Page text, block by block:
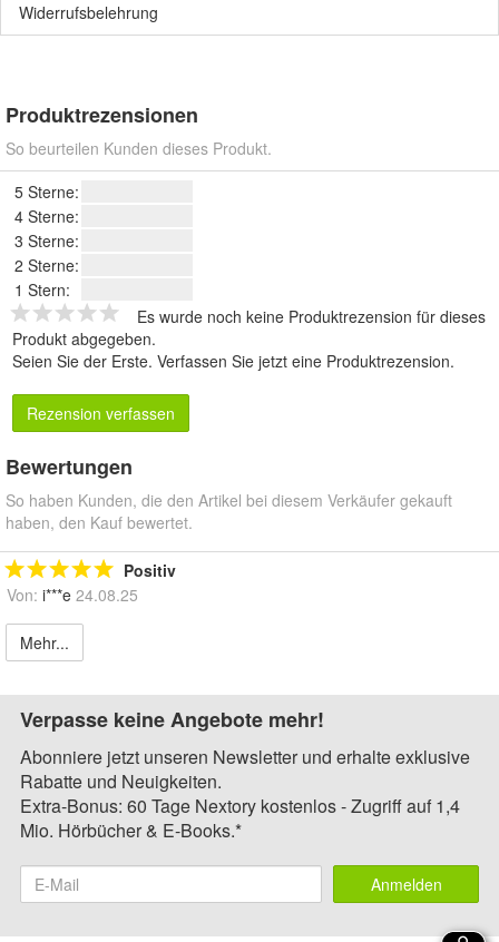
Widerrufsbelehrung
Produktrezensionen
So beurteilen Kunden dieses Produkt.
5 Sterne:
4 Sterne:
3 Sterne:
2 Sterne:
1 Stern:
Es wurde noch keine Produktrezension für dieses
Produkt abgegeben.
Seien Sie der Erste. Verfassen Sie jetzt eine Produktrezension.
Rezension verfassen
Bewertungen
So haben Kunden, die den Artikel bei diesem Verkäufer gekauft
haben, den Kauf bewertet.
Positiv
Von: i***e 24.08.25
Mehr...
Verpasse keine Angebote mehr!
Abonniere jetzt unseren Newsletter und erhalte exklusive
Rabatte und Neuigkeiten.
Extra-Bonus: 60 Tage Nextory kostenlos - Zugriff auf 1,4
Mio. Hörbücher & E-Books.*
Anmelden